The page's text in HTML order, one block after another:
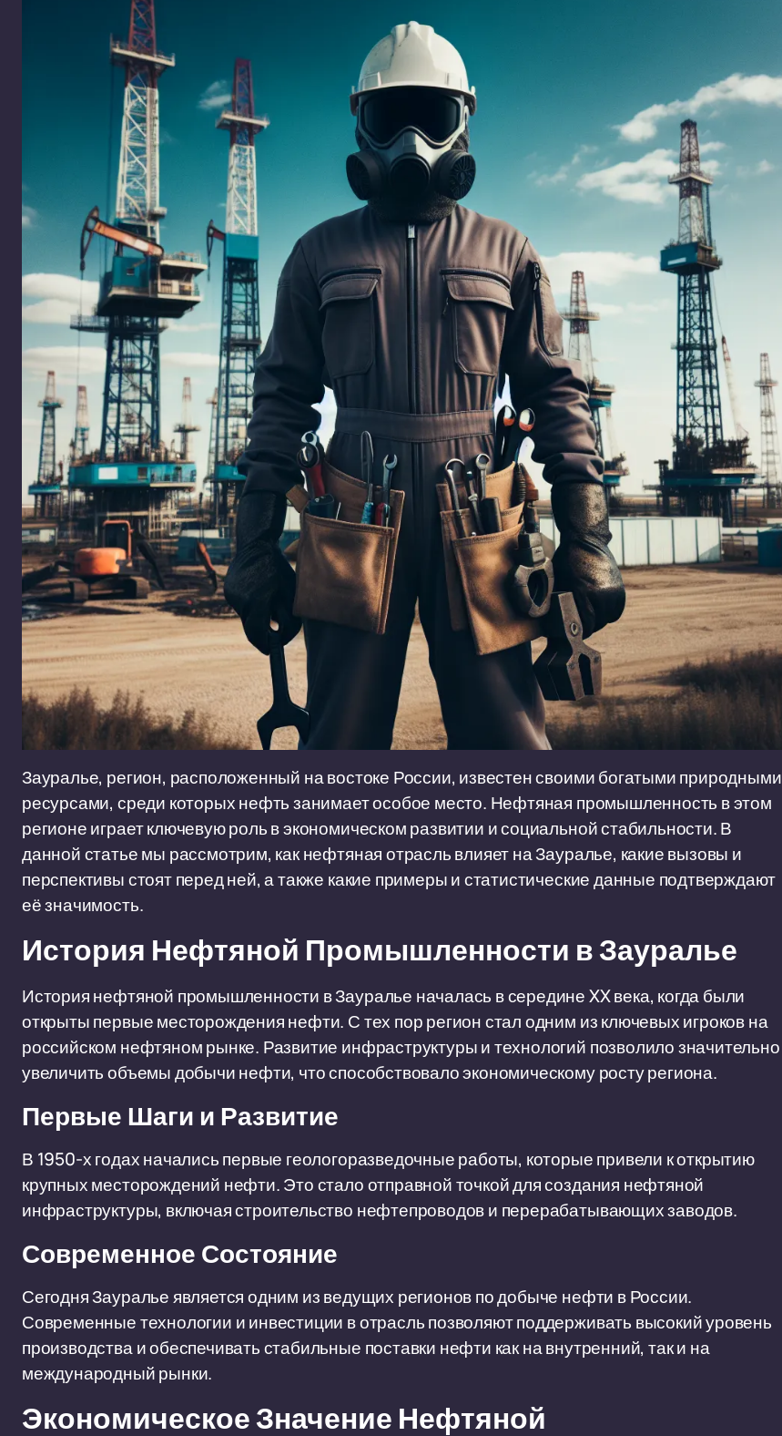
Зауралье, регион, расположенный на востоке России, известен своими богатыми природными
ресурсами, среди которых нефть занимает особое место. Нефтяная промышленность в этом
регионе играет ключевую роль в экономическом развитии и социальной стабильности. В
данной статье мы рассмотрим, как нефтяная отрасль влияет на Зауралье, какие вызовы и
перспективы стоят перед ней, а также какие примеры и статистические данные подтверждают
её значимость.
История Нефтяной Промышленности в Зауралье
История нефтяной промышленности в Зауралье началась в середине XX века, когда были
открыты первые месторождения нефти. С тех пор регион стал одним из ключевых игроков на
российском нефтяном рынке. Развитие инфраструктуры и технологий позволило значительно
увеличить объемы добычи нефти, что способствовало экономическому росту региона.
Первые Шаги и Развитие
В 1950-х годах начались первые геологоразведочные работы, которые привели к открытию
крупных месторождений нефти. Это стало отправной точкой для создания нефтяной
инфраструктуры, включая строительство нефтепроводов и перерабатывающих заводов.
Современное Состояние
Сегодня Зауралье является одним из ведущих регионов по добыче нефти в России.
Современные технологии и инвестиции в отрасль позволяют поддерживать высокий уровень
производства и обеспечивать стабильные поставки нефти как на внутренний, так и на
международный рынки.
Экономическое Значение Нефтяной